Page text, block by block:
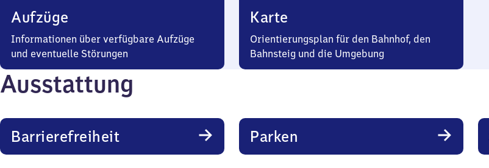
Aufzüge
Informationen über verfügbare Aufzüge
und eventuelle Störungen
Karte
Orientierungsplan für den Bahnhof, den
Bahnsteig und die Umgebung
Ausstattung
Barrierefreiheit Parken